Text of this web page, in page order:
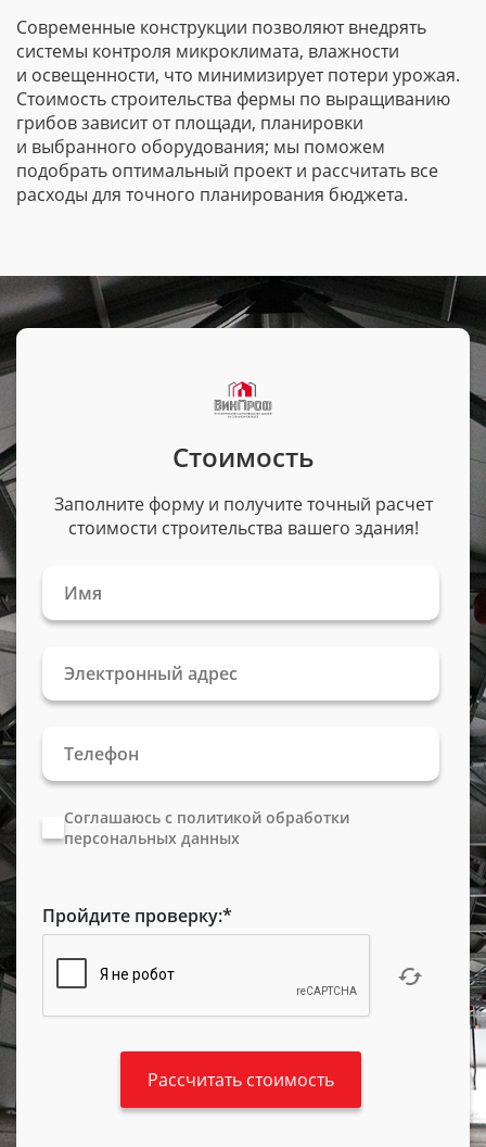
Современные конструкции позволяют внедрять
системы контроля микроклимата, влажности
и освещенности, что минимизирует потери урожая.
Стоимость строительства фермы по выращиванию
грибов зависит от площади, планировки
и выбранного оборудования; мы поможем
подобрать оптимальный проект и рассчитать все
расходы для точного планирования бюджета.
Стоимость
Заполните форму и получите точный расчет
стоимости строительства вашего здания!
Соглашаюсь с политикой обработки
персональных данных
Пройдите проверку:*